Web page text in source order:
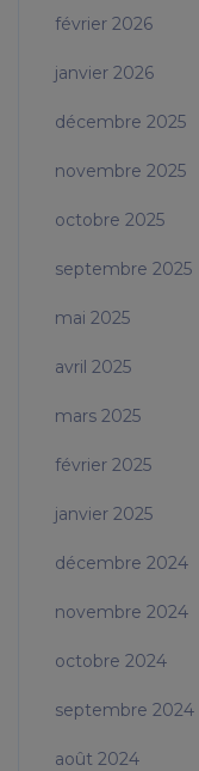
février 2026
janvier 2026
décembre 2025
novembre 2025
octobre 2025
septembre 2025
mai 2025
avril 2025
mars 2025
février 2025
janvier 2025
décembre 2024
novembre 2024
octobre 2024
septembre 2024
août 2024